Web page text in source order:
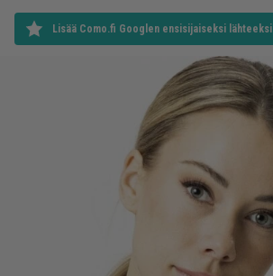
Lisää Como.fi Googlen ensisijaiseksi lähteeksi